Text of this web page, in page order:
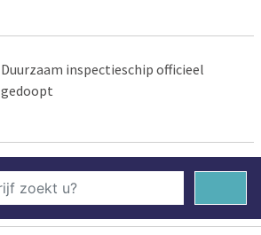
Duurzaam inspectieschip officieel
gedoopt